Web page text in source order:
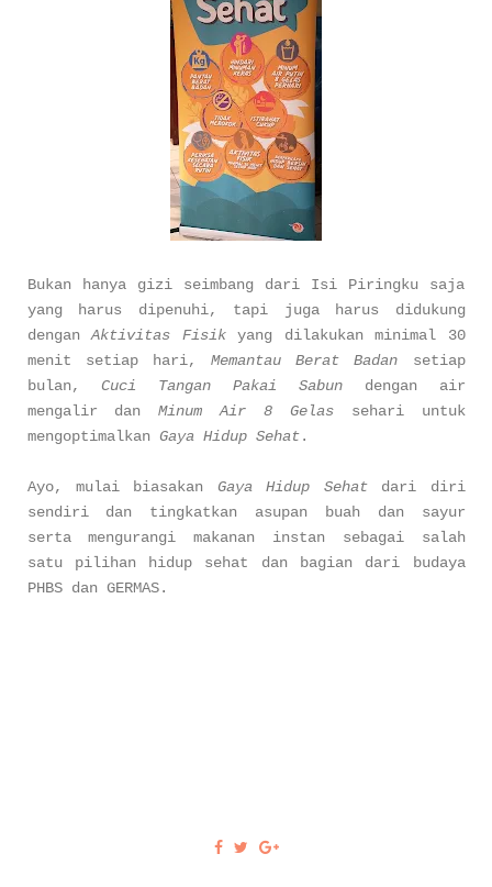
Bukan hanya gizi seimbang dari Isi Piringku saja
yang harus dipenuhi, tapi juga harus didukung
denganAktivitas Fisikyang dilakukan minimal 30
menit setiap hari, Memantau Berat Badan setiap
bulan, Cuci Tangan Pakai Sabundengan air
mengalir danMinum Air 8 Gelassehari untuk
mengoptimalkan Gaya Hidup Sehat.
Ayo, mulai biasakan Gaya Hidup Sehatdari diri
sendiri dan tingkatkan asupan buah dan sayur
serta mengurangi makanan instan sebagai salah
satu pilihan hidup sehat dan bagian dari budaya
PHBS dan GERMAS.